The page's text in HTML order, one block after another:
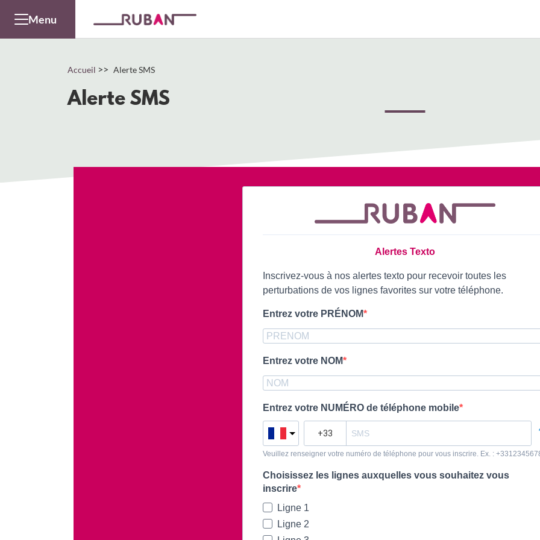
Menu
Accueil >> Alerte SMS
Alerte SMS
Alertes Texto
Inscrivez-vous à nos alertes texto pour recevoir toutes les
perturbations de vos lignes favorites sur votre téléphone.
Entrez votre PRÉNOM
Entrez votre NOM
Entrez votre NUMÉRO de téléphone mobile
Veuillez renseigner votre numéro de téléphone pour vous inscrire. Ex. :
Choisissez les lignes auxquelles vous souhaitez vous
inscrire
Ligne 1
Ligne 2